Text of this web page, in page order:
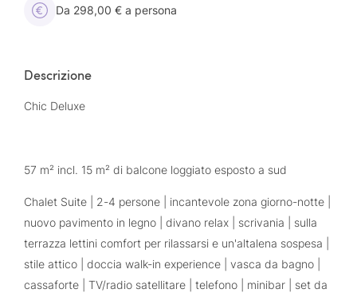
Da 298,00 € a persona
Descrizione
Chic Deluxe
57 m² incl. 15 m² di balcone loggiato esposto a sud
Chalet Suite | 2-4 persone | incantevole zona giorno-notte |
nuovo pavimento in legno | divano relax | scrivania | sulla
terrazza lettini comfort per rilassarsi e un'altalena sospesa |
stile attico | doccia walk-in experience | vasca da bagno |
cassaforte | TV/radio satellitare | telefono | minibar | set da